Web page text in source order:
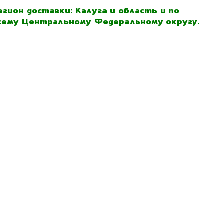
доставки: Калуга и область и по
Центральному Федеральному округу.